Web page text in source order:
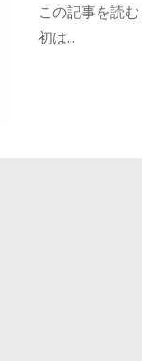
この記事を読
初は…